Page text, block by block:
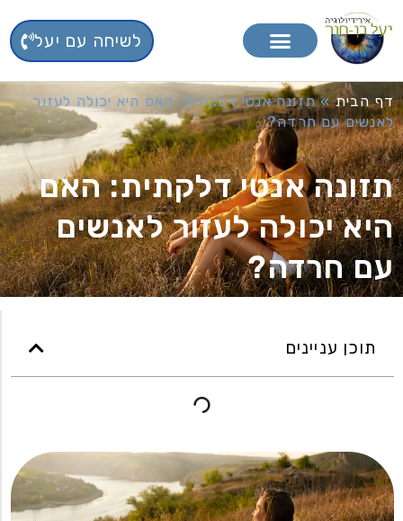
לשיחה עם יעל
דף הבית»תזונה אנטי דלקתית: האם היא יכולה לעזור
לאנשים עם חרדה?
תזונה אנטי דלקתית: האם
היא יכולה לעזור לאנשים
עם חרדה?
תוכן עניינים